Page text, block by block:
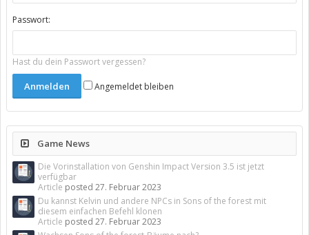
Passwort:
Hast du dein Passwort vergessen?
Angemeldet bleiben
Game News
Die Vorinstallation von Genshin Impact Version 3.5 ist jetzt
verfügbar
Article posted 27. Februar 2023
Du kannst Kelvin und andere NPCs in Sons of the forest mit
diesem einfachen Befehl klonen
Article posted 27. Februar 2023